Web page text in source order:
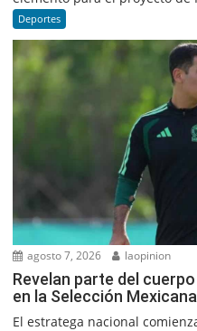
Deportes
agosto 7, 2026 laopinion
Revelan parte del
en la Selección Mexicana
El estratega nacional